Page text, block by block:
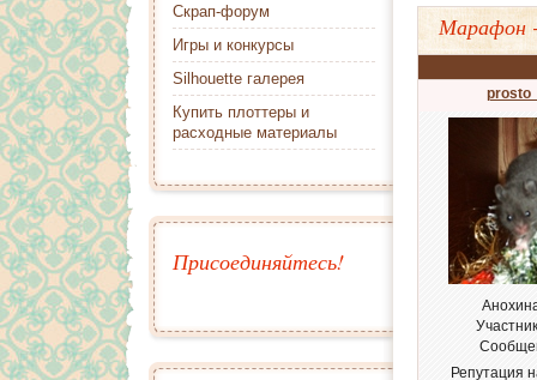
Скрап-форум
Игры и конкурсы
Silhouette галерея
Купить плоттеры и
расходные материалы
Присоединяйтесь!
Марафон
Репутация